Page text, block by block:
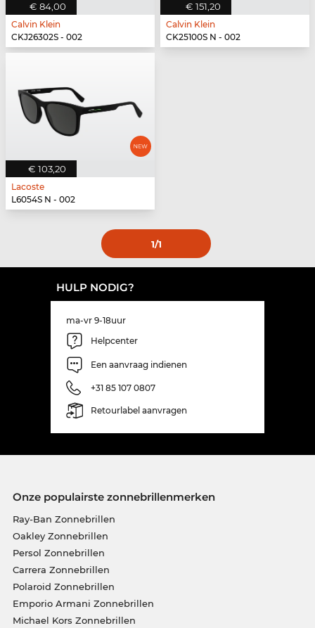
€ 84,00
Calvin Klein
CKJ26302S - 002
€ 151,20
Calvin Klein
CK25100S N - 002
€ 103,20
Lacoste
L6054S N - 002
1/1
HULP NODIG?
ma-vr 9-18uur
Helpcenter
Een aanvraag indienen
+31 85 107 0807
Retourlabel aanvragen
Onze populairste zonnebrillenmerken
Ray-Ban Zonnebrillen
Oakley Zonnebrillen
Persol Zonnebrillen
Carrera Zonnebrillen
Polaroid Zonnebrillen
Emporio Armani Zonnebrillen
Michael Kors Zonnebrillen